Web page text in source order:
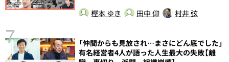
樫本 ゆき 田中 仰 村井 弦
7
「仲間からも見放され…まさにどん底でした」
有名経営者4人が語った人生最大の失敗【離